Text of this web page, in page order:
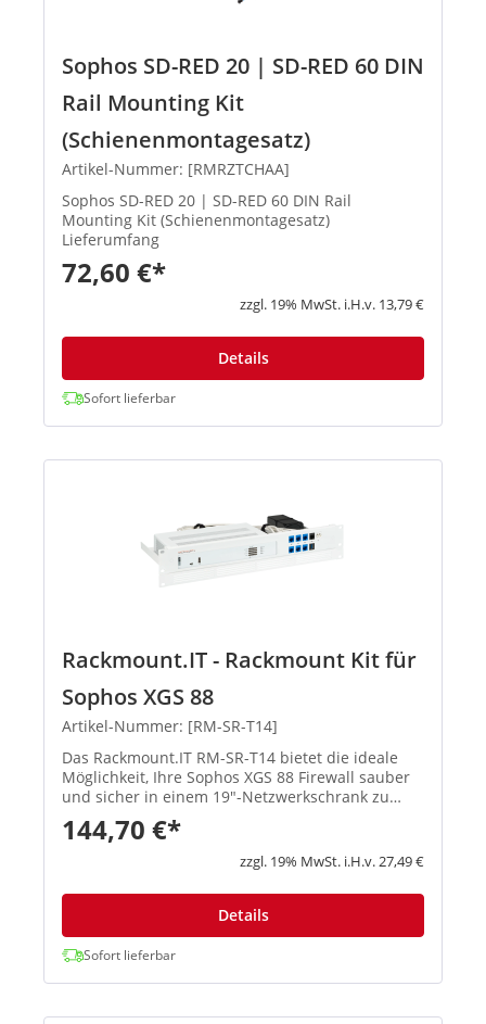
Sophos SD-RED 20 | SD-RED 60 DIN
Rail Mounting Kit
(Schienenmontagesatz)
Artikel-Nummer: [RMRZTCHAA]
Sophos SD-RED 20 | SD-RED 60 DIN Rail
Mounting Kit (Schienenmontagesatz)
Lieferumfang
72,60 €*
zzgl. 19% MwSt. i.H.v. 13,79 €
Details
Sofort lieferbar
Rackmount.IT - Rackmount Kit für
Sophos XGS 88
Artikel-Nummer: [RM-SR-T14]
Das Rackmount.IT RM-SR-T14 bietet die ideale
Möglichkeit, Ihre Sophos XGS 88 Firewall sauber
und sicher in einem 19"-Netzwerkschrank zu
montieren. Mit diesem speziell entwickelten
Rackmount-Kit schaffen Sie Ordnung im
Serverschrank, verbessern die Zu...
144,70 €*
zzgl. 19% MwSt. i.H.v. 27,49 €
Details
Sofort lieferbar